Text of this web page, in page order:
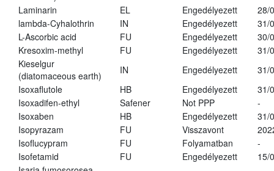
Laminarin
EL Engedélyezett
28/
lambda-Cyhalothrin
IN Engedélyezett
31/
L-Ascorbic acid
FU Engedélyezett
30/
Kresoxim-methyl
FU Engedélyezett
31/
Kieselgur
(diatomaceous earth)
IN Engedélyezett
31/
Isoxaflutole
HB Engedélyezett
31/
Isoxadifen-ethyl
Safener Not PPP
-
Isoxaben
HB Engedélyezett
31/
Isopyrazam
FU Visszavont
Isoflucypram
FU Folyamatban
-
Isofetamid
FU Engedélyezett
15/